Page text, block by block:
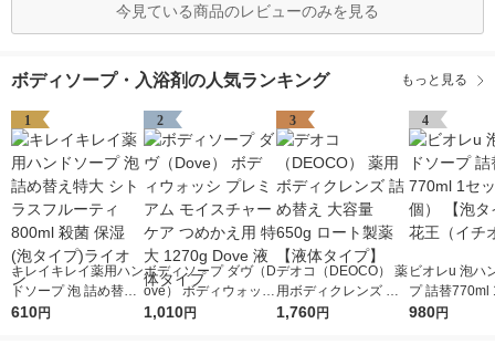
今見ている商品のレビューのみを見る
ボディソープ・入浴剤の人気ランキング もっと見る
1
キレイキレイ薬用ハン
ドソープ 泡 詰め替え
特大 シトラスフルー
610円
2
ボディソープ ダヴ（D
ove） ボディウォッシ
プレミアム モイスチ
1,010円
3
デオコ（DEOCO） 薬
用ボディクレンズ 詰
め替え 大容量 650g
1,760円
4
ビオレu 泡ハ
プ 詰替770ml
（2個） 【泡
980円